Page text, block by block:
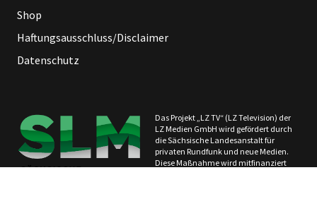
Shop
Haftungsausschluss/Disclaimer
Datenschutz
Das Projekt „LZ TV“ (LZ Television) der
LZ Medien GmbH wird gefördert durch
die Sächsische Landesanstalt für
privaten Rundfunk und neue Medien.
Diese Maßnahme wird mitfinanziert